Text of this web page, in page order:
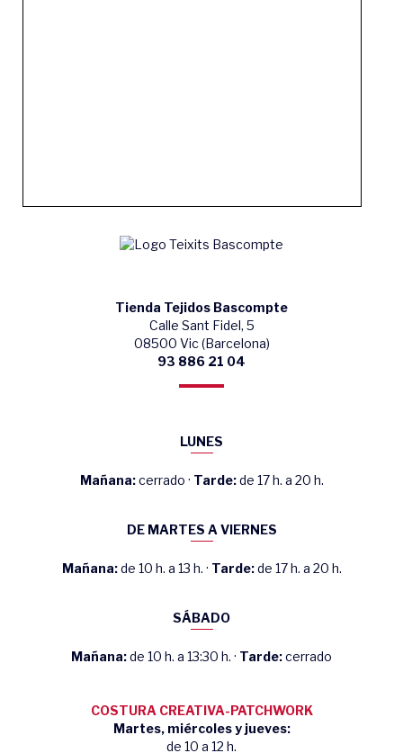
Tienda Tejidos Bascompte
Calle Sant Fidel, 5
08500 Vic (Barcelona)
93 886 21 04
LUNES
Mañana:cerrado · Tarde:de 17 h. a 20 h.
DE MARTES A VIERNES
Mañana:de 10 h. a 13 h. · Tarde:de 17 h. a 20 h.
SÁBADO
Mañana:de 10 h. a 13:30 h. · Tarde:cerrado
COSTURA CREATIVA-PATCHWORK
Martes, miércoles y jueves:
de 10 a 12 h.